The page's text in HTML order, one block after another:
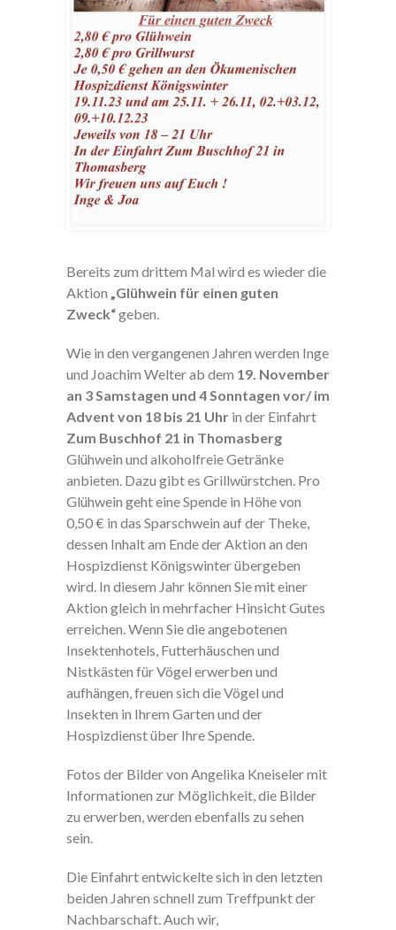
Bereits zum drittem Mal wird es wieder die
Aktion „Glühwein für einen guten
Zweck“geben.
Wie in den vergangenen Jahren werden Inge
und Joachim Welter ab dem 19. November
an 3 Samstagen und 4 Sonntagen vor/ im
Advent von 18 bis 21 Uhrin der Einfahrt
Zum Buschhof 21 in Thomasberg
Glühwein und alkoholfreie Getränke
anbieten. Dazu gibt es Grillwürstchen. Pro
Glühwein geht eine Spende in Höhe von
0,50 € in das Sparschwein auf der Theke,
dessen Inhalt am Ende der Aktion an den
Hospizdienst Königswinter übergeben
wird. In diesem Jahr können Sie mit einer
Aktion gleich in mehrfacher Hinsicht Gutes
erreichen. Wenn Sie die angebotenen
Insektenhotels, Futterhäuschen und
Nistkästen für Vögel erwerben und
aufhängen, freuen sich die Vögel und
Insekten in Ihrem Garten und der
Hospizdienst über Ihre Spende.
Fotos der Bilder von Angelika Kneiseler mit
Informationen zur Möglichkeit, die Bilder
zu erwerben, werden ebenfalls zu sehen
sein.
Die Einfahrt entwickelte sich in den letzten
beiden Jahren schnell zum Treffpunkt der
Nachbarschaft. Auch wir,